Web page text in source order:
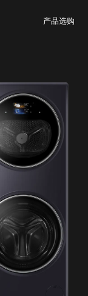
产品选购